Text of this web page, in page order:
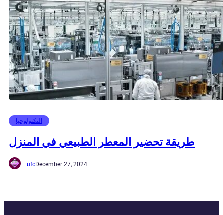
التكنولوجيا
طريقة تحضير المعطر الطبيعي في المنزل
ufcDecember 27, 2024